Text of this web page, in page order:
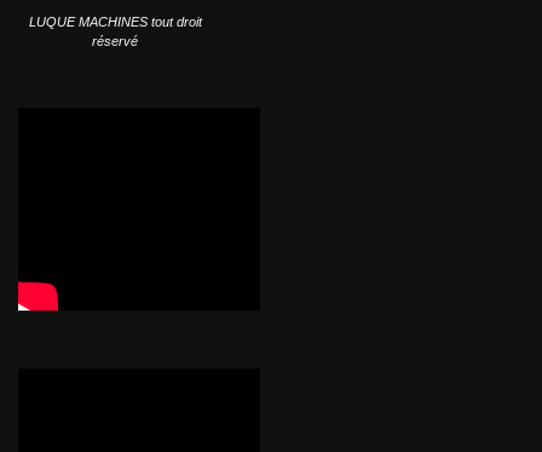
LUQUE MACHINES tout droit
réservé